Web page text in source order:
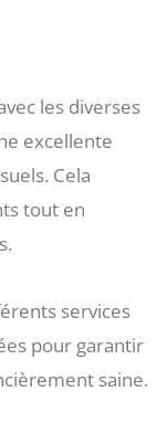
les diverses
excellente
Cela
tout en
services
pour garantir
saine.